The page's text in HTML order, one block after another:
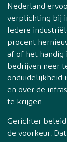
Nederland
verplichting bij
Iedere
procent
af of het handig
bedrijven neer
onduidelijkheid
en over de
te krijgen.
Gerichter
de voorkeur.